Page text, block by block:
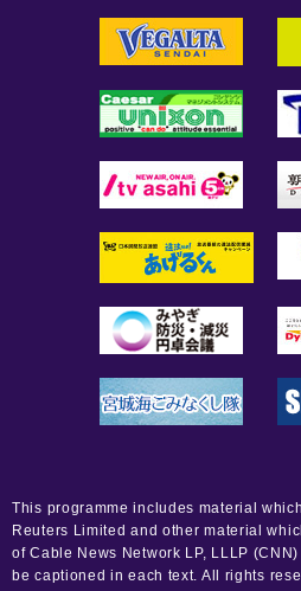
This programme includes material
Reuters Limited and other material
of Cable News Network LP, LLLP
be captioned in each text. All rights